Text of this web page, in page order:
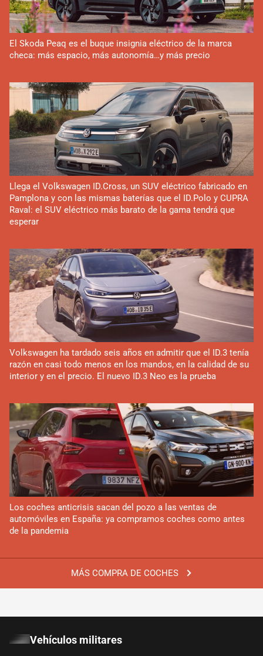
MÁS COMPRA DE COCHES
El Skoda Peaq es el buque insignia eléctrico de la marca
checa: más espacio, más autonomía…y más precio
Llega el Volkswagen ID.Cross, un SUV eléctrico fabricado en
Pamplona y con las mismas baterías que el ID.Polo y CUPRA
Raval: el SUV eléctrico más barato de la gama tendrá que
esperar
Volkswagen ha tardado seis años en admitir que el ID.3 tenía
razón en casi todo menos en los mandos, en la calidad de su
interior y en el precio. El nuevo ID.3 Neo es la prueba
Los coches anticrisis sacan del pozo a las ventas de
automóviles en España: ya compramos coches como antes
de la pandemia
Vehículos militares